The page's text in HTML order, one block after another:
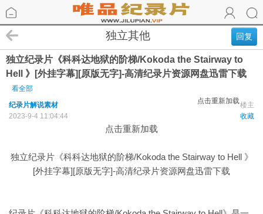
回复
独立其他
独立纪录片《科科达地狱的阶梯/Kokoda the Stairway to
Hell 》[外挂字幕][原版无字]-高清纪录片资源网盘迅雷下载
看全部
点击重新加载楼主
纪录片解说素材
收藏
2023-9-4 11:04:44
点击重新加载
独立纪录片《科科达地狱的阶梯/Kokoda the Stairway to Hell 》
[外挂字幕][原版无字]-高清纪录片资源网盘迅雷下载